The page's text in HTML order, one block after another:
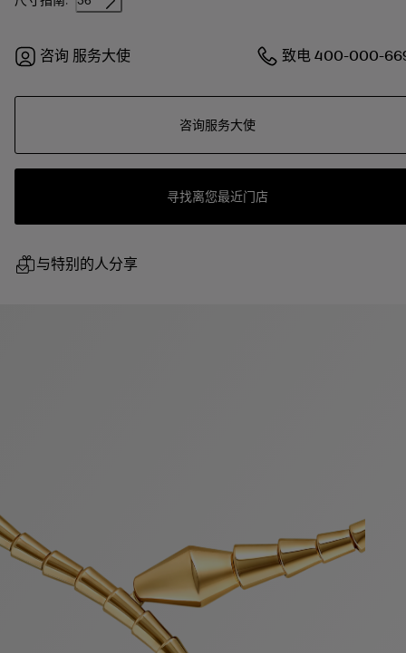
咨询 服务大使 致电400-000-
咨询服务大使
寻找离您最近门店
与特别的人分享